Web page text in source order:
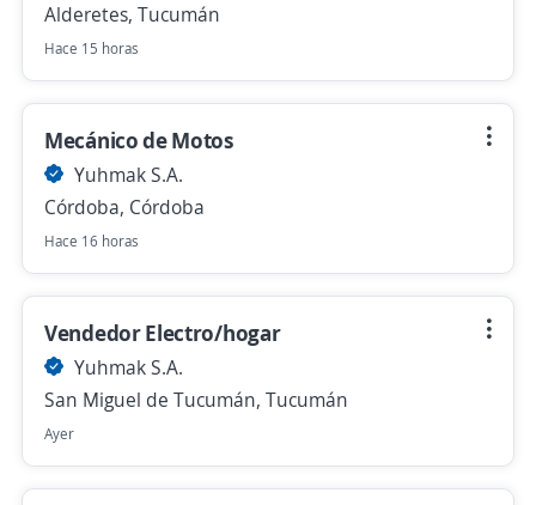
Alderetes, Tucumán
Hace 15 horas
Mecánico de Motos
Yuhmak S.A.
Córdoba, Córdoba
Hace 16 horas
Vendedor Electro/hogar
Yuhmak S.A.
San Miguel de Tucumán, Tucumán
Ayer